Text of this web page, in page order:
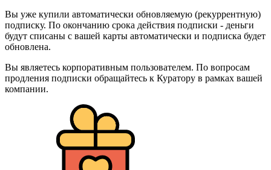
Вы уже купили автоматически обновляемую (рекуррентную)
подписку. По окончанию срока действия подписки - деньги
будут списаны с вашей карты автоматически и подписка будет
обновлена.
Вы являетесь корпоративным пользователем. По вопросам
продления подписки обращайтесь к Куратору в рамках вашей
компании.